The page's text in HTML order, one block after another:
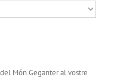
Món Geganter al vostre